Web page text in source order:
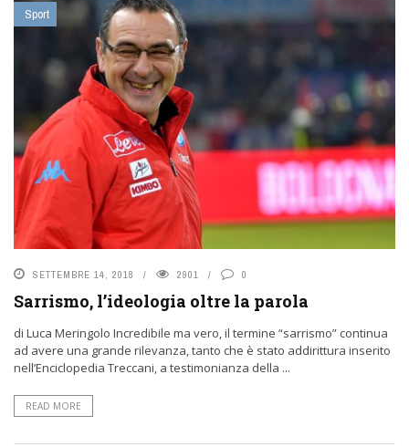
Sport
SETTEMBRE 14, 2018 2901 0
Sarrismo, l’ideologia oltre la parola
di Luca Meringolo Incredibile ma vero, il termine “sarrismo” continua
ad avere una grande rilevanza, tanto che è stato addirittura inserito
nell’Enciclopedia Treccani, a testimonianza della ...
READ MORE